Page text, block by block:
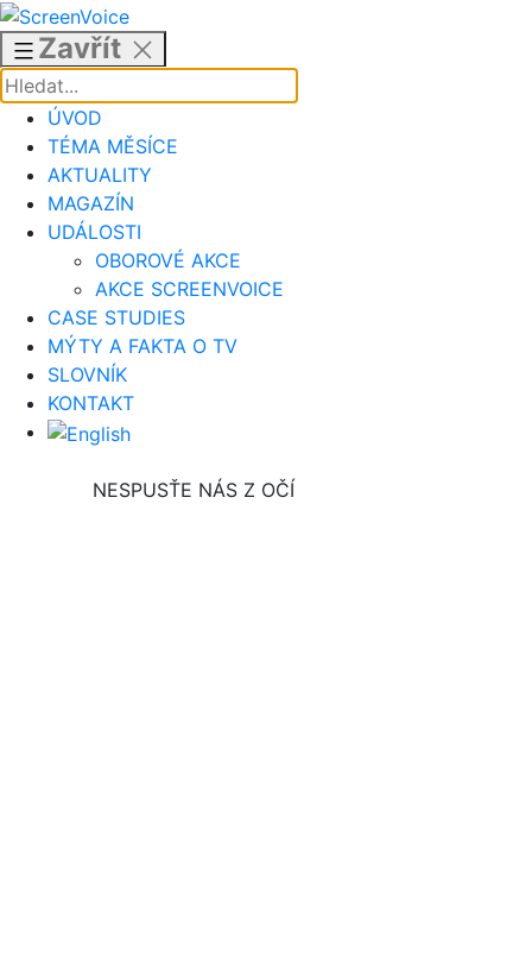
Přejít
obsahu
Zavřít
ÚVOD
TÉMA MĚSÍCE
AKTUALITY
MAGAZÍN
UDÁLOSTI
OBOROVÉ AKCE
AKCE SCREENVOICE
CASE STUDIES
MÝTY A FAKTA O TV
SLOVNÍK
KONTAKT
NESPUSŤE NÁS Z OČÍ